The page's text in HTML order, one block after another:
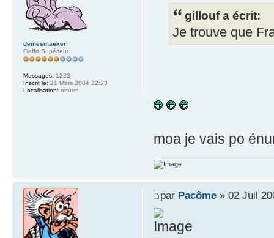
gillouf a écrit:
Je trouve que
moa je vais po
demesmaeker
Gaffo Supérieur
Messages: 1223
Inscrit le: 21 Mars 2004 22:23
Localisation: rrouen
par Pacôme» 02 Juil